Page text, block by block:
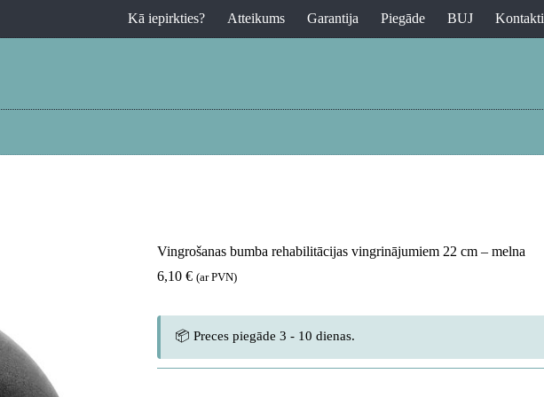
Kā iepirkties? Atteikums Garantija Piegāde BUJ Kontakti
Vingrošanas bumba rehabilitācijas vingrinājumiem 22 cm – melna
6,10 € (ar PVN)
📦 Preces piegāde 3 - 10 dienas.